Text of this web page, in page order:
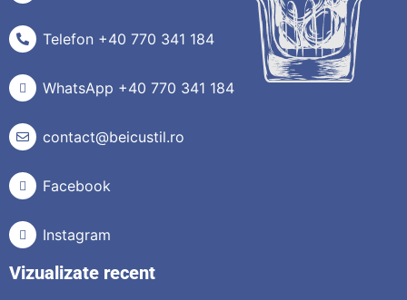
Telefon +40 770 341 184
WhatsApp +40 770 341 184
contact@beicustil.ro
Facebook
Instagram
Vizualizate recent